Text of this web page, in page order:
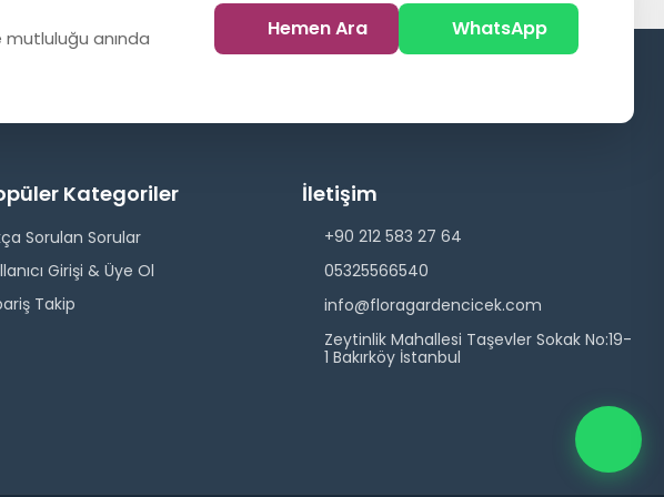
mutluluğu anında
Hemen Ara WhatsApp
Kategoriler
Sorulan Sorular
Girişi & Üye Ol
Takip
İletişim
+90 212 583 27 64
05325566540
info@floragardencicek.com
Zeytinlik Mahallesi Taşevler Sokak No:19-
1 Bakırköy İstanbul